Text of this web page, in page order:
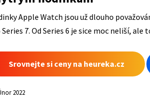
Apple Watch jsou už dlouho
7. Od Series 6 je sice moc neliší,
Srovnejte si ceny na heureka.cz
2022